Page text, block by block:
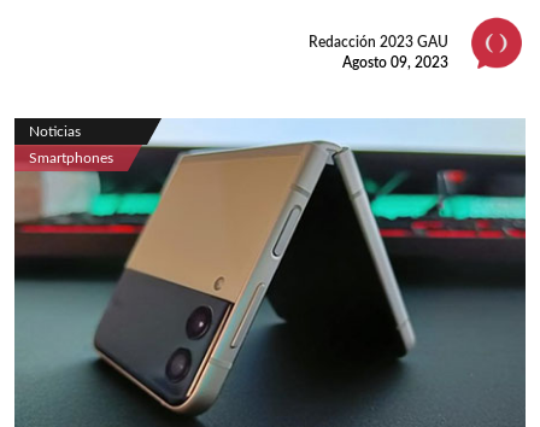
Redacción 2023 GAU
Agosto 09, 2023
Noticias
Smartphones